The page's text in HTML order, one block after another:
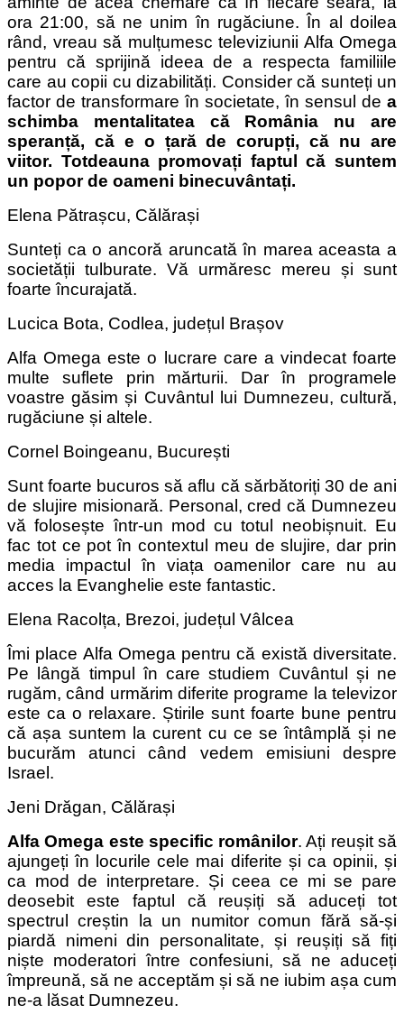
ora 21:00, să ne unim în rugăciune. În al doilea
rând, vreau să mulțumesc televiziunii Alfa Omega
pentru că sprijină ideea de a respecta familiile
care au copii cu dizabilități. Consider că sunteți un
factor de transformare în societate, în sensul de a
schimba mentalitatea că România nu are
speranță, că e o țară de corupți, că nu are
viitor. Totdeauna promovați faptul că suntem
un popor de oameni binecuvântați.
Elena Pătrașcu, Călărași
Sunteți ca o ancoră aruncată în marea aceasta a
societății tulburate. Vă urmăresc mereu și sunt
foarte încurajată.
Lucica Bota, Codlea, județul Brașov
Alfa Omega este o lucrare care a vindecat foarte
multe suflete prin mărturii. Dar în programele
voastre găsim și Cuvântul lui Dumnezeu, cultură,
rugăciune și altele.
Cornel Boingeanu, București
Sunt foarte bucuros să aflu că sărbătoriți 30 de ani
de slujire misionară. Personal, cred că Dumnezeu
vă folosește într-un mod cu totul neobișnuit. Eu
fac tot ce pot în contextul meu de slujire, dar prin
media impactul în viața oamenilor care nu au
acces la Evanghelie este fantastic.
Elena Racolța, Brezoi, județul Vâlcea
Îmi place Alfa Omega pentru că există diversitate.
Pe lângă timpul în care studiem Cuvântul și ne
rugăm, când urmărim diferite programe la televizor
este ca o relaxare. Știrile sunt foarte bune pentru
că așa suntem la curent cu ce se întâmplă și ne
bucurăm atunci când vedem emisiuni despre
Israel.
Jeni Drăgan, Călărași
Alfa Omega este specific românilor. Ați reușit să
ajungeți în locurile cele mai diferite și ca opinii, și
ca mod de interpretare. Și ceea ce mi se pare
deosebit este faptul că reușiți să aduceți tot
spectrul creștin la un numitor comun fără să-și
piardă nimeni din personalitate, și reușiți să fiți
niște moderatori între confesiuni, să ne aduceți
împreună, să ne acceptăm și să ne iubim așa cum
ne-a lăsat Dumnezeu.